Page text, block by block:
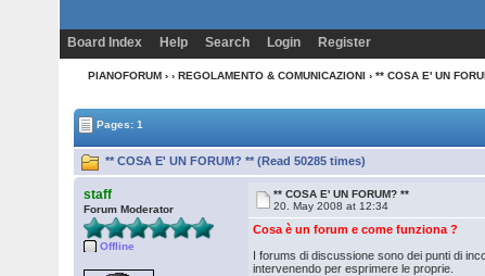
Board Index Help Search Login Register
PIANOFORUM › › REGOLAMENTO & COMUNICAZIONI › ** COSA E' UN
Pages: 1
** COSA E' UN FORUM? ** (Read 50285 times)
staff
Forum Moderator
Offline
** COSA E' UN FORUM? **
20. May 2008 at 12:34
Cosa è un forum e come funziona ?
I forums di discussione sono dei punti di
intervenendo per esprimere le proprie.